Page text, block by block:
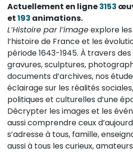
Actuellement en ligne3153
et193 animations.
L’Histoire par l’imageexplore
l’histoire de France et les
période 1643-1945. À travers
gravures, sculptures,
documents d’archives, nos
éclairage sur les réalités
politiques et culturelles d’une
Décrypter les images et les
aussi comprendre ceux
s’adresse à tous, famille,
aussi à tous les curieux,